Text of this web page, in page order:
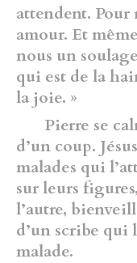
attendent.
amour. Et
nous un
qui est de la
la joie. »
Pierre se
d’un coup.
malades qui
sur leurs
l’autre,
d’un scribe qui
malade.